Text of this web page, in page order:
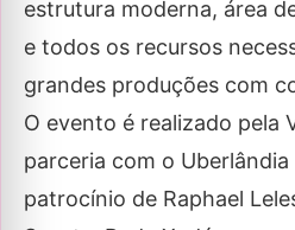
estrutura moderna, área
e todos os recursos
grandes produções com
O evento é realizado pela
parceria com o
patrocínio de Raphael